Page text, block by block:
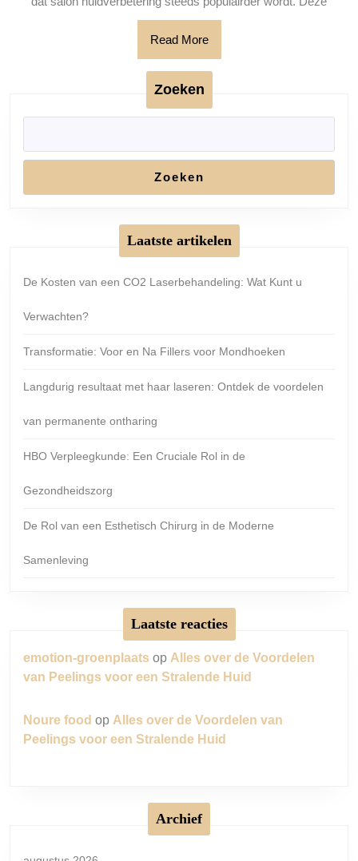
Read MoreRead
More
Zoeken
Zoeken
Laatste artikelen
De Kosten van een CO2 Laserbehandeling: Wat Kunt u
Verwachten?
Transformatie: Voor en Na Fillers voor Mondhoeken
Langdurig resultaat met haar laseren: Ontdek de voordelen
van permanente ontharing
HBO Verpleegkunde: Een Cruciale Rol in de
Gezondheidszorg
De Rol van een Esthetisch Chirurg in de Moderne
Samenleving
Laatste reacties
emotion-groenplaats op Alles over de Voordelen
van Peelings voor een Stralende Huid
Noure food op Alles over de Voordelen van
Peelings voor een Stralende Huid
Archief